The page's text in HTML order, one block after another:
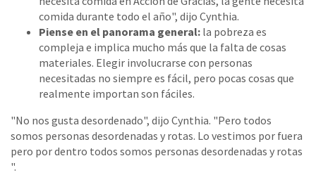
comida durante todo el año", dijo Cynthia.
Piense en el panorama general: la pobreza es
compleja e implica mucho más que la falta de cosas
materiales. Elegir involucrarse con personas
necesitadas no siempre es fácil, pero pocas cosas que
realmente importan son fáciles.
"No nos gusta desordenado", dijo Cynthia. "Pero todos
somos personas desordenadas y rotas. Lo vestimos por fuera
pero por dentro todos somos personas desordenadas y rotas
".